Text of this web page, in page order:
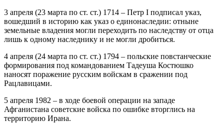
3 апреля (23 марта по ст. ст.) 1714 – Петр I подписал указ,
вошедший в историю как указ о единонаследии: отныне
земельные владения могли переходить по наследству от отца
лишь к одному наследнику и не могли дробиться.
4 апреля (24 марта по ст. ст.) 1794 – польские повстанческие
формирования под командованием Тадеуша Костюшко
наносят поражение русским войскам в сражении под
Рацлавицами.
5 апреля 1982 – в ходе боевой операции на западе
Афганистана советские войска по ошибке вторглись на
территорию Ирана.